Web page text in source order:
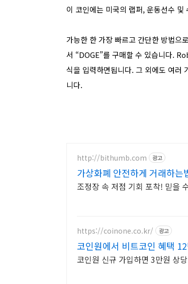
이 코인에는 미국의 랩퍼, 운동선수
가능한 한 가장 빠르고 간단한 방법
서 “DOGE”를 구매할 수 있습니다.
식을 입력하면됩니다. 그 외에도 여러
니다.
http://bithumb.com 광고
가상화폐 안전하게 거래하는
조정장 속 저점 기회 포착! 믿을
https://coinone.co.kr/ 광고
코인원에서 비트코인 혜택
코인원 신규 가입하면 3만원 상